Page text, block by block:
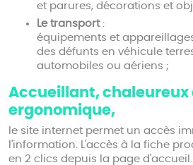
et parures, décorations et
Le transport:
équipements et
des défunts en véhicule
automobiles ou aériens ;
Accueillant, chaleureux
ergonomique,
le site internet permet un accès
l'information. L'accès à la fiche
en 2 clics depuis la page